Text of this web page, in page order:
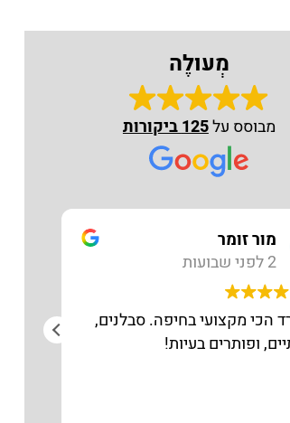
מְעוּלֶה
מבוסס על125 ביקורות
מור זומר
2 לפני שבועות
הכי מקצועי בחיפה. סבלנים,
ופותרים בעיות!